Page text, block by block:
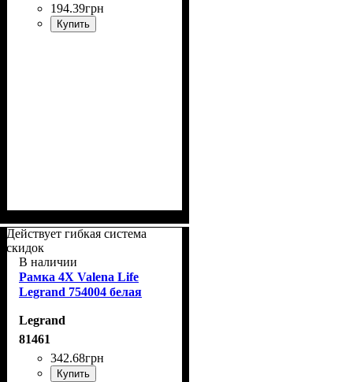
194.39грн
Купить
Действует гибкая система
скидок
В наличии
Рамка 4Х Valena Life
Legrand 754004 белая
Legrand
81461
342.68грн
Купить